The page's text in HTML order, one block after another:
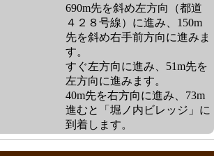
690m先を斜め左方向（都道
４２８号線）に進み、150m
先を斜め右手前方向に進みま
す。
すぐ左方向に進み、51m先を
左方向に進みます。
40m先を右方向に進み、73m
進むと「堀ノ内ビレッジ」に
到着します。